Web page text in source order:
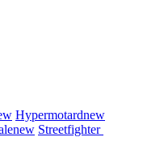
Hypermotardnew
new Streetfighter